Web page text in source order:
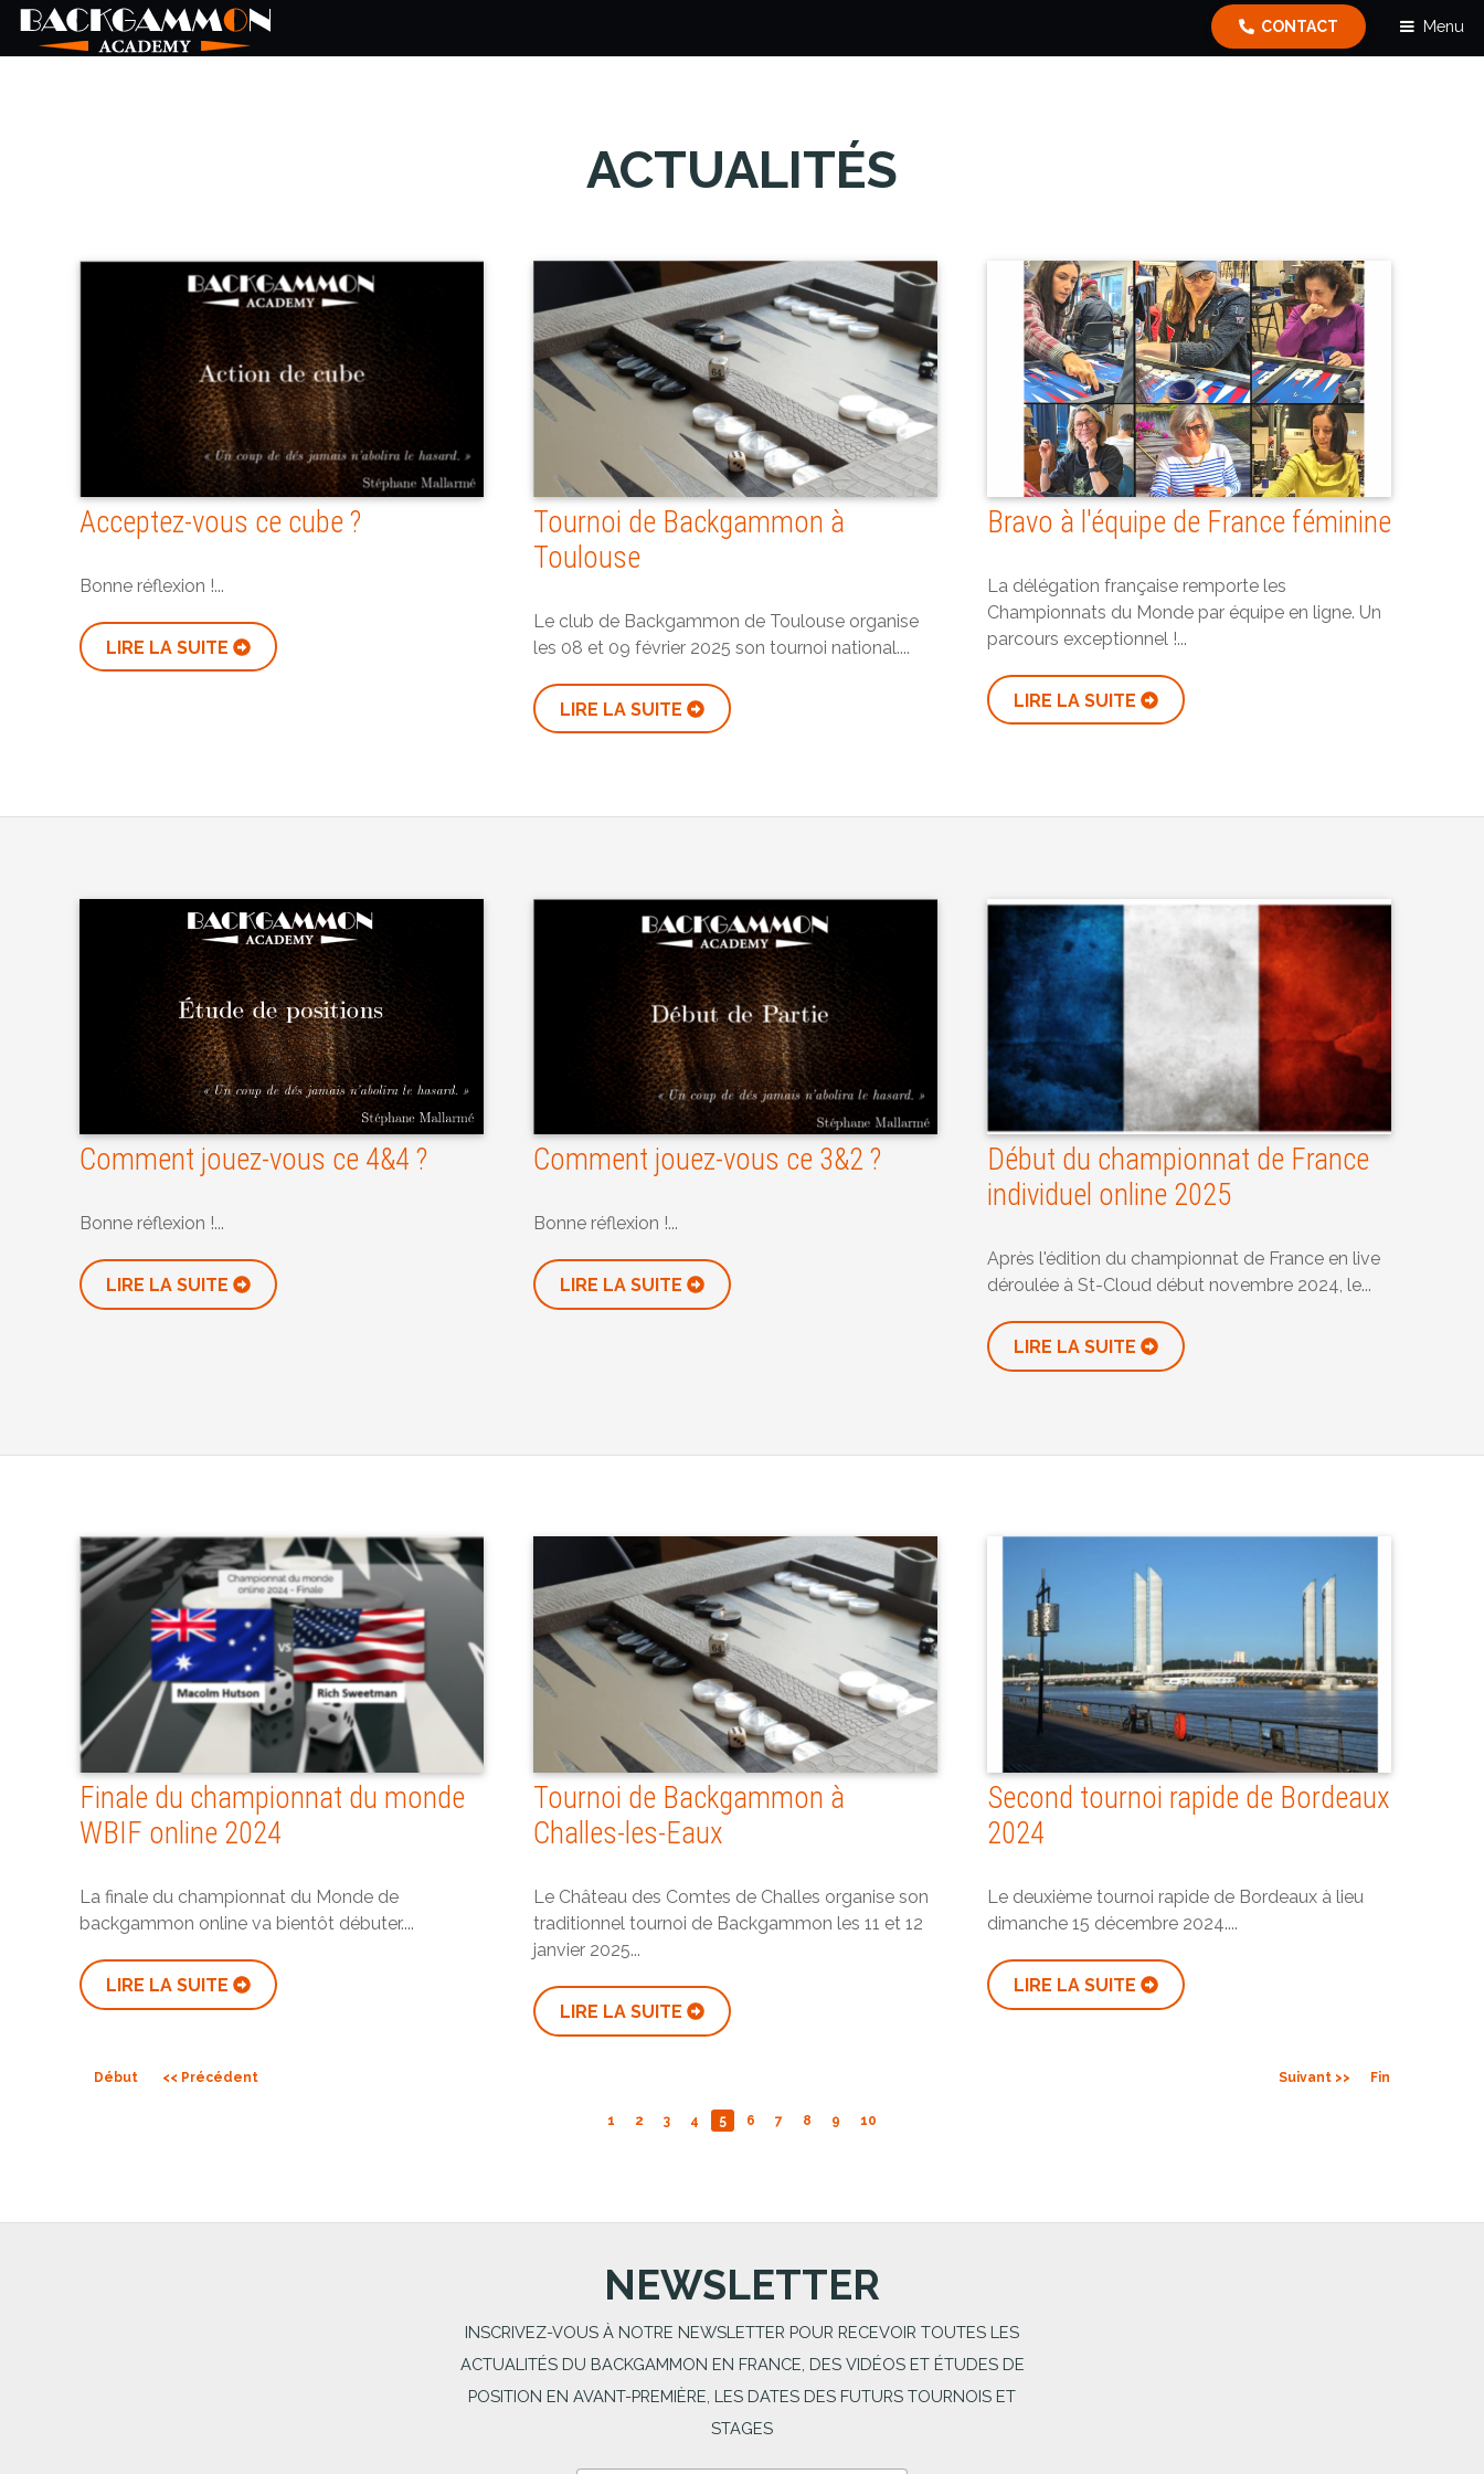
CONTACT Menu
ACTUALITÉS
Acceptez-vous ce cube ?
Bonne réflexion !...
LIRE LA SUITE
Tournoi de Backgammon à
Toulouse
Le club de Backgammon de Toulouse organise
les 08 et 09 février 2025 son tournoi national....
LIRE LA SUITE
Bravo à l'équipe de France féminine
La délégation française remporte les
Championnats du Monde par équipe en ligne. Un
parcours exceptionnel !...
LIRE LA SUITE
Comment jouez-vous ce 4&4 ?
Bonne réflexion !...
LIRE LA SUITE
Comment jouez-vous ce 3&2 ?
Bonne réflexion !...
LIRE LA SUITE
Début du championnat de France
individuel online 2025
Après l'édition du championnat de France en live
déroulée à St-Cloud début novembre 2024, le...
LIRE LA SUITE
Finale du championnat du monde
WBIF online 2024
La finale du championnat du Monde de
backgammon online va bientôt débuter....
LIRE LA SUITE
Tournoi de Backgammon à
Challes-les-Eaux
Le Château des Comtes de Challes organise son
traditionnel tournoi de Backgammon les 11 et 12
janvier 2025...
LIRE LA SUITE
Second tournoi rapide de Bordeaux
2024
Le deuxième tournoi rapide de Bordeaux à lieu
dimanche 15 décembre 2024....
LIRE LA SUITE
Début << Précédent Suivant >> Fin
1 2 3 4 5 6 7 8 9 10
NEWSLETTER
INSCRIVEZ-VOUS À NOTRE NEWSLETTER POUR RECEVOIR TOUTES LES
ACTUALITÉS DU BACKGAMMON EN FRANCE, DES VIDÉOS ET ÉTUDES DE
POSITION EN AVANT-PREMIÈRE, LES DATES DES FUTURS TOURNOIS ET
STAGES